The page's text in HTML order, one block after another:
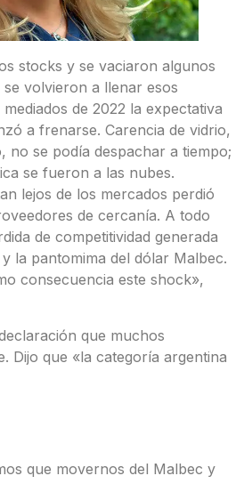
stocks y se vaciaron algunos
se volvieron a llenar esos
de 2022 la expectativa
a frenarse. Carencia de vidrio,
no se podía despachar a tiempo;
se fueron a las nubes.
lejos de los mercados perdió
de cercanía. A todo
de competitividad generada
la pantomima del dólar Malbec.
consecuencia este shock»,
que muchos
Dijo que «la categoría argentina
que movernos del Malbec y